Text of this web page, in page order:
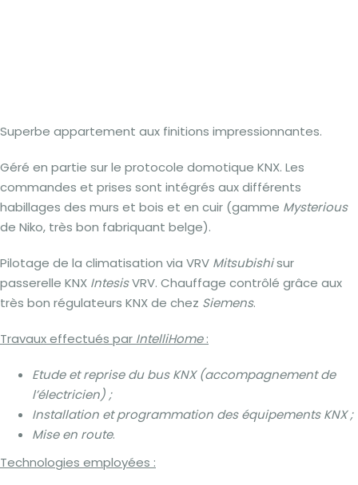
Superbe appartement aux finitions impressionnantes.
Géré en partie sur le protocole domotique KNX. Les
commandes et prises sont intégrés aux différents
habillages des murs et bois et en cuir (gamme Mysterious
de Niko, très bon fabriquant belge).
Pilotage de la climatisation via VRV Mitsubishisur
passerelle KNX IntesisVRV. Chauffage contrôlé grâce aux
très bon régulateurs KNX de chez Siemens.
Travaux effectués par IntelliHome:
Etude et reprise du bus KNX (accompagnement de
l’électricien) ;
Installation et programmation des équipements KNX ;
Mise en route.
Technologies employées :